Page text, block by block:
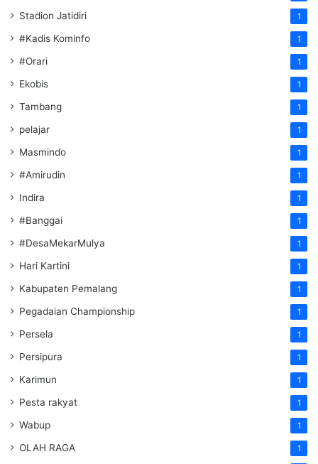
Stadion Jatidiri 1
#Kadis Kominfo 1
#Orari 1
Ekobis 1
Tambang 1
pelajar 1
Masmindo 1
#Amirudin 1
Indira 1
#Banggai 1
#DesaMekarMulya 1
Hari Kartini 1
Kabupaten Pemalang 1
Pegadaian Championship 1
Persela 1
Persipura 1
Karimun 1
Pesta rakyat 1
Wabup 1
OLAH RAGA 1